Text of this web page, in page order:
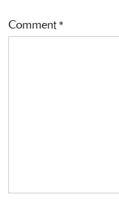
Comment*